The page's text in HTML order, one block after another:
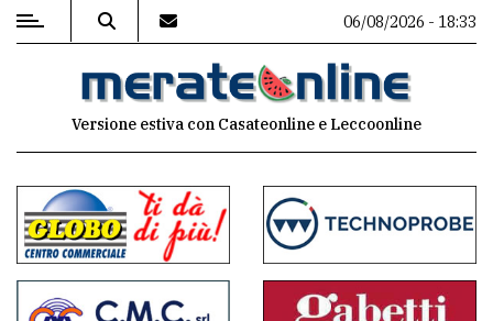
MENU
commenti
Contenuti
del
06/08/2026 - 18:33
Versione estiva con Casateonline e Leccoonline